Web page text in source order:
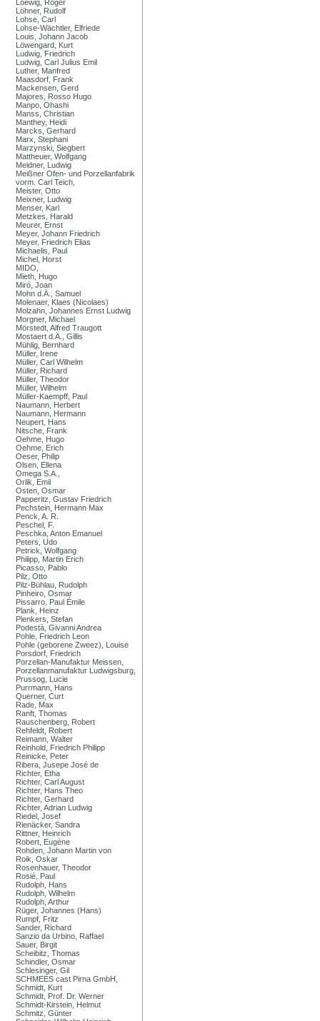
Loewig, Roger
Löhner, Rudolf
Lohse, Carl
Lohse-Wächtler, Elfriede
Louis, Johann Jacob
Löwengard, Kurt
Ludwig, Friedrich
Ludwig, Carl Julius Emil
Luther, Manfred
Maasdorf, Frank
Mackensen, Gerd
Majores, Rosso Hugo
Manpo, Ohashi
Manss, Christian
Manthey, Heidi
Marcks, Gerhard
Marx, Stephani
Marzynski, Siegbert
Mattheuer, Wolfgang
Meidner, Ludwig
Meißner Ofen- und Porzellanfabrik
vorm. Carl Teich,
Meister, Otto
Meixner, Ludwig
Menser, Karl
Metzkes, Harald
Meurer, Ernst
Meyer, Johann Friedrich
Meyer, Friedrich Elias
Michaelis, Paul
Michel, Horst
MIDO,
Mieth, Hugo
Miró, Joan
Mohn d.Ä., Samuel
Molenaer, Klaes (Nicolaes)
Molzahn, Johannes Ernst Ludwig
Morgner, Michael
Mörstedt, Alfred Traugott
Mostaert d.Ä., Gillis
Mühlig, Bernhard
Müller, Irene
Müller, Carl Wilhelm
Müller, Richard
Müller, Theodor
Müller, Wilhelm
Müller-Kaempff, Paul
Naumann, Herbert
Naumann, Hermann
Neupert, Hans
Nitsche, Frank
Oehme, Hugo
Oehme, Erich
Oeser, Philip
Olsen, Ellena
Omega S.A.,
Orlik, Emil
Osten, Osmar
Papperitz, Gustav Friedrich
Pechstein, Hermann Max
Penck, A. R.
Peschel, F.
Peschka, Anton Emanuel
Peters, Udo
Petrick, Wolfgang
Philipp, Martin Erich
Picasso, Pablo
Pilz, Otto
Pilz-Bühlau, Rudolph
Pinheiro, Osmar
Pissarro, Paul Émile
Plank, Heinz
Plenkers, Stefan
Podestà, Givanni Andrea
Pohle, Friedrich Leon
Pohle (geborene Zweez), Louise
Porsdorf, Friedrich
Porzellan-Manufaktur Meissen,
Porzellanmanufaktur Ludwigsburg,
Prussog, Lucie
Purrmann, Hans
Querner, Curt
Rade, Max
Ranft, Thomas
Rauschenberg, Robert
Rehfeldt, Robert
Reimann, Walter
Reinhold, Friedrich Philipp
Reinicke, Peter
Ribera, Jusepe José de
Richter, Etha
Richter, Carl August
Richter, Hans Theo
Richter, Gerhard
Richter, Adrian Ludwig
Riedel, Josef
Rienäcker, Sandra
Rittner, Heinrich
Robert, Eugène
Rohden, Johann Martin von
Roik, Oskar
Rosenhauer, Theodor
Rosié, Paul
Rudolph, Hans
Rudolph, Wilhelm
Rudolph, Arthur
Rüger, Johannes (Hans)
Rumpf, Fritz
Sander, Richard
Sanzio da Urbino, Raffael
Sauer, Birgit
Scheibitz, Thomas
Schindler, Osmar
Schlesinger, Gil
SCHMEES cast Pirna GmbH,
Schmidt, Kurt
Schmidt, Prof. Dr. Werner
Schmidt-Kirstein, Helmut
Schmitz, Günter